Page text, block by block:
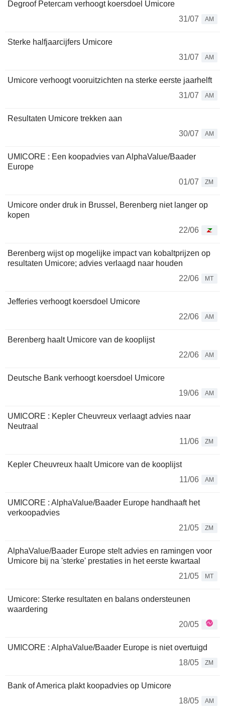
Degroof Petercam verhoogt koersdoel Umicore
31/07
AM
Sterke halfjaarcijfers Umicore
31/07
AM
Umicore verhoogt vooruitzichten na sterke eerste jaarhelft
31/07
AM
Resultaten Umicore trekken aan
30/07
AM
UMICORE : Een koopadvies van AlphaValue/Baader
Europe
01/07
ZM
Umicore onder druk in Brussel, Berenberg niet langer op
kopen
22/06
Berenberg wijst op mogelijke impact van kobaltprijzen op
resultaten Umicore; advies verlaagd naar houden
22/06
MT
Jefferies verhoogt koersdoel Umicore
22/06
AM
Berenberg haalt Umicore van de kooplijst
22/06
AM
Deutsche Bank verhoogt koersdoel Umicore
19/06
AM
UMICORE : Kepler Cheuvreux verlaagt advies naar
Neutraal
11/06
ZM
Kepler Cheuvreux haalt Umicore van de kooplijst
11/06
AM
UMICORE : AlphaValue/Baader Europe handhaaft het
verkoopadvies
21/05
ZM
AlphaValue/Baader Europe stelt advies en ramingen voor
Umicore bij na 'sterke' prestaties in het eerste kwartaal
21/05
MT
Umicore: Sterke resultaten en balans ondersteunen
waardering
20/05
UMICORE : AlphaValue/Baader Europe is niet overtuigd
18/05
ZM
Bank of America plakt koopadvies op Umicore
18/05
AM